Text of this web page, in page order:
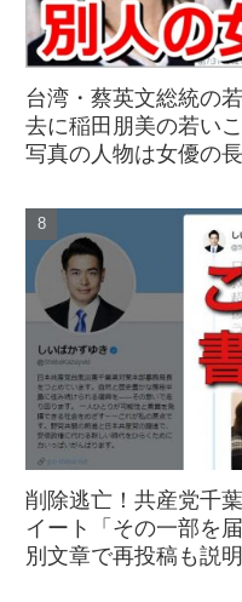
台湾・蔡英文総統の
去に稲田朋美の若い
写真の人物は女優の
削除逃亡！共産党千
イート「その一部を
別文章で再投稿も説